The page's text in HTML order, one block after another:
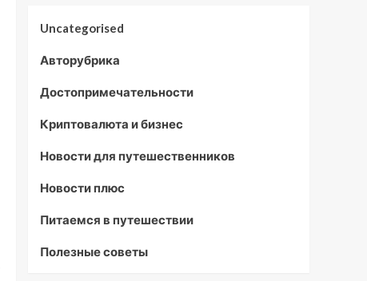
Uncategorised
Авторубрика
Достопримечательности
Криптовалюта и бизнес
Новости для путешественников
Новости плюс
Питаемся в путешествии
Полезные советы